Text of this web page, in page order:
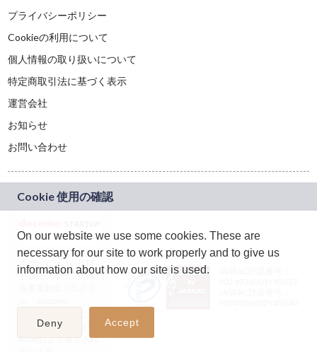
On our website we use some cookies. These are
necessary for our site to work properly and to give us
information about how our site is used.
Deny Accept
プライバシーポリシー
Cookieの利用について
個人情報の取り扱いについて
特定商取引法に基づく表示
運営会社
お知らせ
お問い合わせ
ドコモグループの新
企画され、株式会社
teketにより運営され